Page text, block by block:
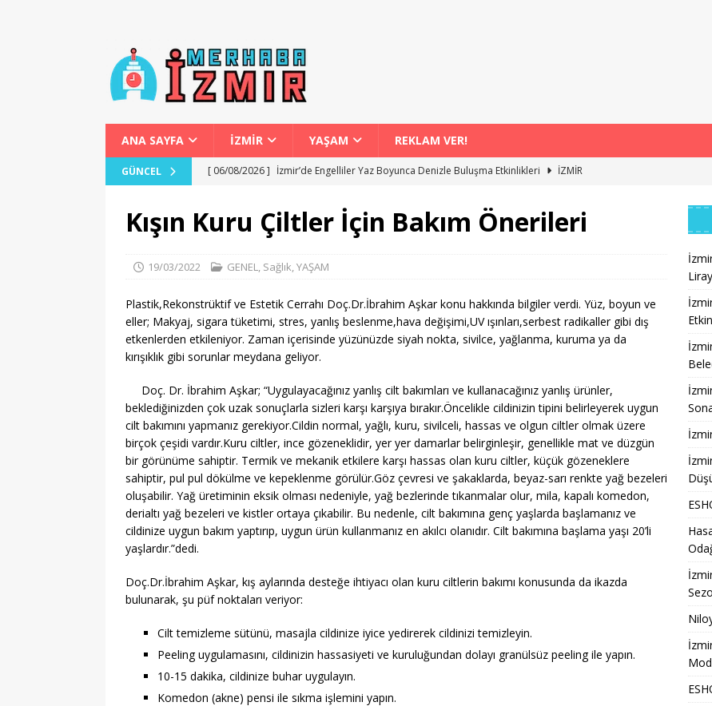
ANA SAYFA İZMİR YAŞAM REKLAM VER!
GÜNCEL [ 06/08/2026 ] İzmir’de Engelliler Yaz Boyunca Denizle Buluşma Etkinlikleri
İZMİR
[ 06/08/2026 ]
İzmir Marina Geceleri Patika Rebetika Konseriyle Sona Eriyor
İZMİR
Kışın Kuru Çiltler İçin Bakım Önerileri
19/03/2022 GENEL, Sağlık,YAŞAM
Plastik,Rekonstrüktif ve Estetik Cerrahı Doç.Dr.İbrahim Aşkar konu hakkında bilgiler verdi. Yüz, boyun ve
eller; Makyaj, sigara tüketimi, stres, yanlış beslenme,hava değişimi,UV ışınları,serbest radikaller gibi dış
etkenlerden etkileniyor. Zaman içerisinde yüzünüzde siyah nokta, sivilce, yağlanma, kuruma ya da
kırışıklık gibi sorunlar meydana geliyor.
Doç. Dr. İbrahim Aşkar; “Uygulayacağınız yanlış cilt bakımları ve kullanacağınız yanlış ürünler,
beklediğinizden çok uzak sonuçlarla sizleri karşı karşıya bırakır.Öncelikle cildinizin tipini belirleyerek uygun
cilt bakımını yapmanız gerekiyor.Cildin normal, yağlı, kuru, sivilceli, hassas ve olgun ciltler olmak üzere
birçok çeşidi vardır.Kuru ciltler, ince gözeneklidir, yer yer damarlar belirginleşir, genellikle mat ve düzgün
bir görünüme sahiptir. Termik ve mekanik etkilere karşı hassas olan kuru ciltler, küçük gözeneklere
sahiptir, pul pul dökülme ve kepeklenme görülür.Göz çevresi ve şakaklarda, beyaz-sarı renkte yağ bezeleri
oluşabilir. Yağ üretiminin eksik olması nedeniyle, yağ bezlerinde tıkanmalar olur, mila, kapalı komedon,
derialtı yağ bezeleri ve kistler ortaya çıkabilir. Bu nedenle, cilt bakımına genç yaşlarda başlamanız ve
cildinize uygun bakım yaptırıp, uygun ürün kullanmanız en akılcı olanıdır. Cilt bakımına başlama yaşı 20’li
yaşlardır.”dedi.
Doç.Dr.İbrahim Aşkar, kış aylarında desteğe ihtiyacı olan kuru ciltlerin bakımı konusunda da ikazda
bulunarak, şu püf noktaları veriyor:
Cilt temizleme sütünü, masajla cildinize iyice yedirerek cildinizi temizleyin.
Peeling uygulamasını, cildinizin hassasiyeti ve kuruluğundan dolayı granülsüz peeling ile yapın.
10-15 dakika, cildinize buhar uygulayın.
Komedon (akne) pensi ile sıkma işlemini yapın.